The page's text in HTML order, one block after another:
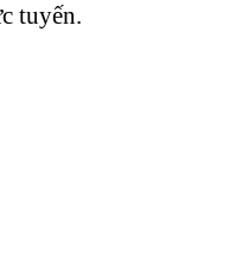
tuyến.